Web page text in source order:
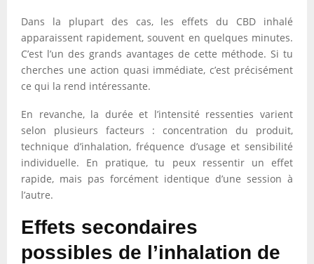
Dans la plupart des cas, les effets du CBD inhalé
apparaissent rapidement, souvent en quelques minutes.
C’est l’un des grands avantages de cette méthode. Si tu
cherches une action quasi immédiate, c’est précisément
ce qui la rend intéressante.
En revanche, la durée et l’intensité ressenties varient
selon plusieurs facteurs : concentration du produit,
technique d’inhalation, fréquence d’usage et sensibilité
individuelle. En pratique, tu peux ressentir un effet
rapide, mais pas forcément identique d’une session à
l’autre.
Effets secondaires
possibles de l’inhalation de